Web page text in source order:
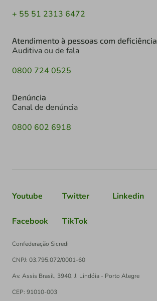
+ 55 51 2313 6472
Atendimento à pessoas com deficiência
Auditiva ou de fala
0800 724 0525
Denúncia
Canal de denúncia
0800 602 6918
Youtube Twitter Linkedin
Facebook TikTok
Confederação Sicredi
CNPJ: 03.795.072/0001-60
Av. Assis Brasil, 3940, J. Lindóia - Porto Alegre
CEP: 91010-003